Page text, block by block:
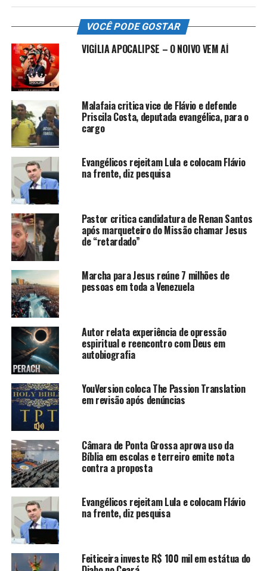
VOCÊ PODE GOSTAR
VIGÍLIA APOCALIPSE – O NOIVO VEM AÍ
Malafaia critica vice de Flávio e defende
Priscila Costa, deputada evangélica, para o
cargo
Evangélicos rejeitam Lula e colocam Flávio
na frente, diz pesquisa
Pastor critica candidatura de Renan Santos
após marqueteiro do Missão chamar Jesus
de “retardado”
Marcha para Jesus reúne 7 milhões de
pessoas em toda a Venezuela
Autor relata experiência de opressão
espiritual e reencontro com Deus em
autobiografia
YouVersion coloca The Passion Translation
em revisão após denúncias
Câmara de Ponta Grossa aprova uso da
Bíblia em escolas e terreiro emite nota
contra a proposta
Evangélicos rejeitam Lula e colocam Flávio
na frente, diz pesquisa
Feiticeira investe R$ 100 mil em estátua do